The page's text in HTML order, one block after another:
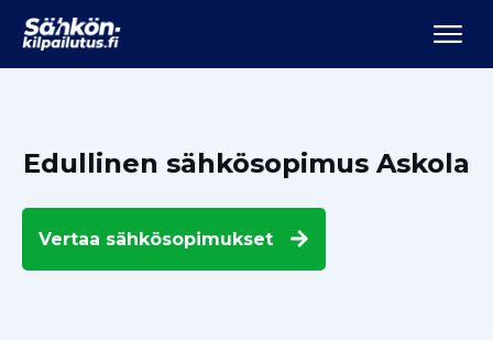
Edullinen sähkösopimus Askola
Vertaa sähkösopimukset